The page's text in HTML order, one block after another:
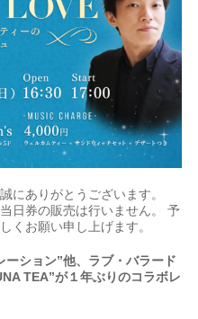
にありがとうございます。
日券の販売は行いません。 予
くお願い申し上げます。
ション”他、ラブ・バラード
TEA”が１年ぶりのコラボレ